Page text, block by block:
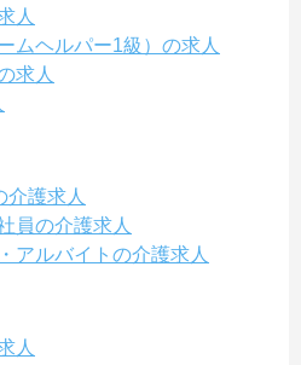
人
ムヘルパー1級）の求人
求人
介護求人
員の介護求人
アルバイトの介護求人
人